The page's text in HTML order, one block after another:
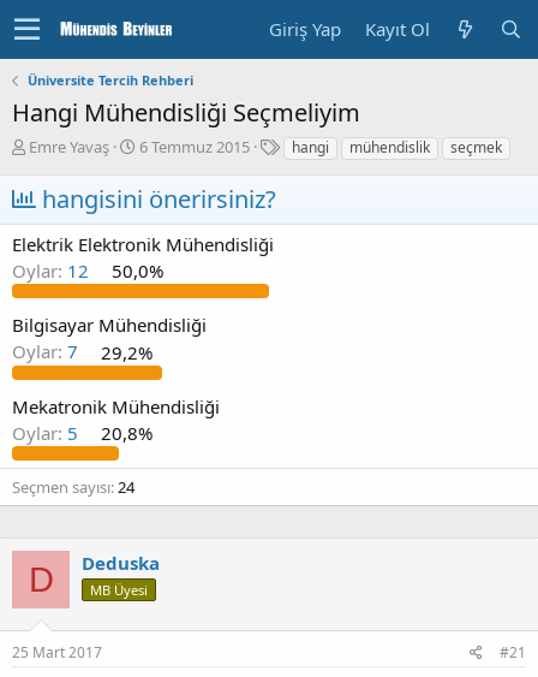
Giriş Yap Kayıt Ol
Üniversite Tercih Rehberi
Hangi Mühendisliği Seçmeliyim
K
n
u
y
u
b
a
ş
a
t
a
n
Emre Yavaş
B
ş
l
a
n
g
ı
ç
a
r
i
h
6 Temmuz 2015
E
e
hangi mühendislik seçmek
hangisini önerirsiniz?
Elektrik Elektronik Mühendisliği
Oylar: 12 50,0%
Bilgisayar Mühendisliği
Oylar: 7 29,2%
Mekatronik Mühendisliği
Oylar: 5 20,8%
Seçmen sayısı 24
D Deduska
MB Üyesi
25 Mart 2017 #21